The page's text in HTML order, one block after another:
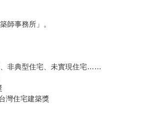
師事務所」。
非典型住宅、未實現住宅……
灣住宅建築獎